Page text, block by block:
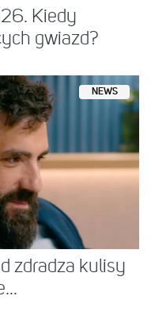
Kiedy
gwiazd?
NEWS
zdradza kulisy